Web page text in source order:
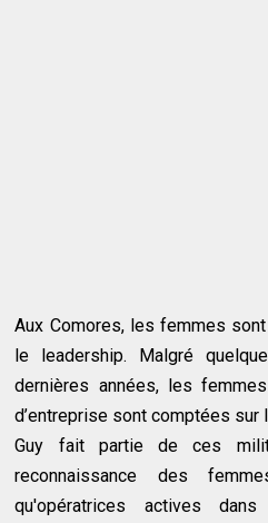
Aux Comores, les femmes
le leadership. Malgré
dernières années, les
d’entreprise sont comptées
Guy fait partie de ces
reconnaissance des
qu'opératrices actives